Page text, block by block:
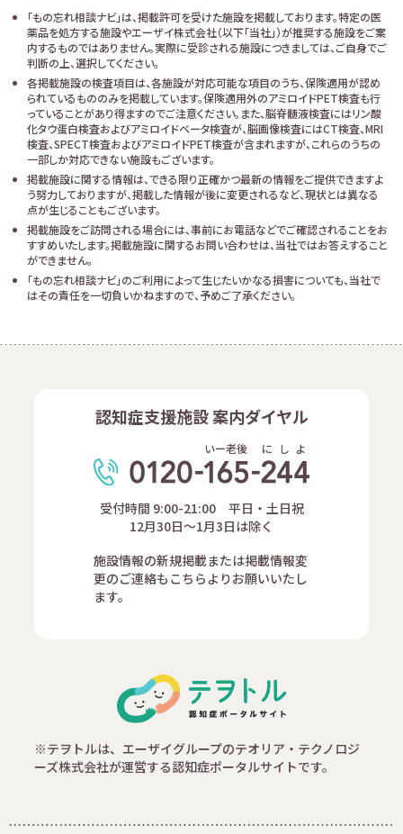
「もの忘れ相談ナビ」は、掲載許可を受けた施設を掲載しております。特定の医
薬品を処方する施設やエーザイ株式会社（以下「当社」）が推奨する施設をご案
内するものではありません。実際に受診される施設につきましては、ご自身でご
判断の上、選択してください。
各掲載施設の検査項目は、各施設が対応可能な項目のうち、保険適用が認め
られているもののみを掲載しています。保険適用外のアミロイドPET検査も行
っていることがあり得ますのでご注意ください。また、脳脊髄液検査にはリン酸
化タウ蛋白検査およびアミロイドベータ検査が、脳画像検査にはCT検査、MRI
検査、SPECT検査およびアミロイドPET検査が含まれますが、これらのうちの
一部しか対応できない施設もございます。
掲載施設に関する情報は、できる限り正確かつ最新の情報をご提供できますよ
う努力しておりますが、掲載した情報が後に変更されるなど、現状とは異なる
点が生じることもございます。
掲載施設をご訪問される場合には、事前にお電話などでご確認されることをお
すすめいたします。掲載施設に関するお問い合わせは、当社ではお答えすること
ができません。
「もの忘れ相談ナビ」のご利用によって生じたいかなる損害についても、当社で
はその責任を一切負いかねますので、予めご了承ください。
認知症支援施設 案内ダイヤル
いー老後 に し よ
受付時間 9:00-21:00 平日・土日祝
12月30日～1月3日は除く
施設情報の新規掲載または掲載情報変
更のご連絡もこちらよりお願いいたし
ます。
※テヲトルは、エーザイグループのテオリア・テクノロジ
ーズ株式会社が運営する認知症ポータルサイトです。